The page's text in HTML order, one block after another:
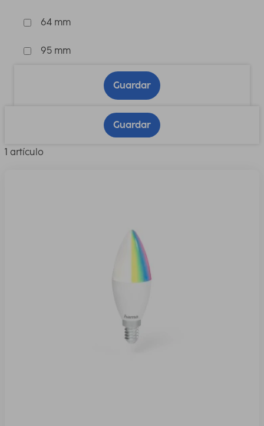
64 mm
95 mm
Guardar
Guardar
1 artículo